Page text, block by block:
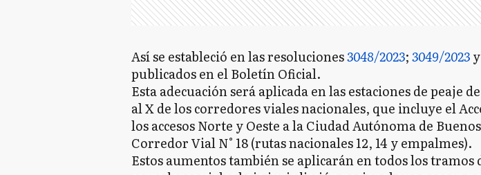
Así se estableció en las resoluciones3048/2023;3049/2023y
publicados en el Boletín Oficial.
Esta adecuación será aplicada en las estaciones de peaje
al X de los corredores viales nacionales, que incluye el
los accesos Norte y Oeste a la Ciudad Autónoma de
Corredor Vial N° 18 (rutas nacionales 12, 14 y empalmes).
Estos aumentos también se aplicarán en todos los tramos